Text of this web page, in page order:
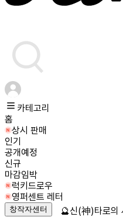
카테고리
홈
상시 판매
인기
공개예정
신규
마감임박
럭키드로우
영퍼센트 레터
창작자센터 🔮신(神)타로의